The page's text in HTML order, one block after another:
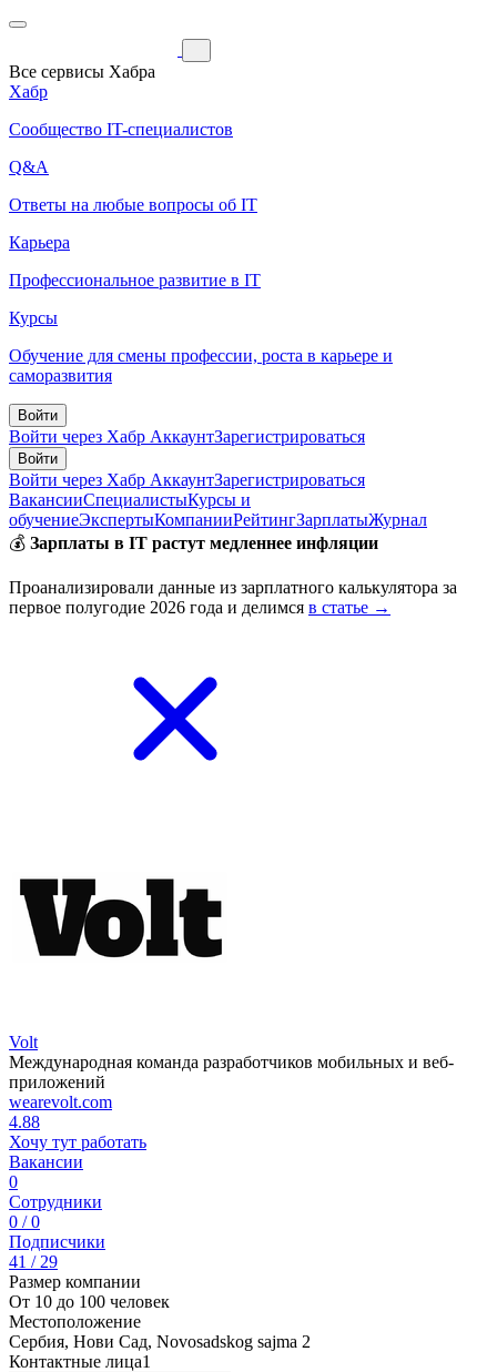
Все сервисы Хабра
Хабр
Сообщество IT-специалистов
Q&A
Ответы на любые вопросы об IT
Карьера
Профессиональное развитие в IT
Курсы
Обучение для смены профессии, роста в карьере и
саморазвития
Войти
Войти через Хабр АккаунтЗарегистрироваться
Войти
Войти через Хабр АккаунтЗарегистрироваться
ВакансииСпециалистыКурсы и
обучениеЭкспертыКомпанииРейтингЗарплатыЖурнал
💰 Зарплаты в IT растут медленнее инфляции
Проанализировали данные из зарплатного калькулятора за
первое полугодие 2026 года и делимся в статье →
Volt
Международная команда разработчиков мобильных и веб-
приложений
wearevolt.com
4.88
Хочу тут работать
Вакансии
0
Сотрудники
0 / 0
Подписчики
41 / 29
Размер компании
От 10 до 100 человек
Местоположение
Сербия, Нови Сад, Novosadskog sajma 2
Контактные лица1